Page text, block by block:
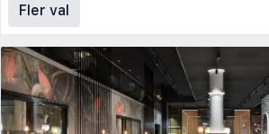
Fler val